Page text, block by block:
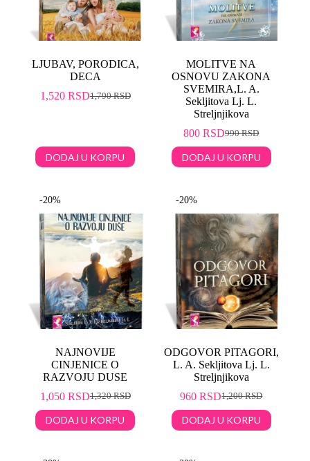
LJUBAV, PORODICA,
DECA
1,790RSD
1,520 RSD
DODAJ U KORPU
MOLITVE NA
OSNOVU ZAKONA
SVEMIRA,L. A.
Sekljitova Lj. L.
Streljnjikova
990RSD
800RSD
DODAJ U KORPU
-20%
NAJNOVIJE
CINJENICE O
RAZVOJU DUSE
1,320RSD
1,050 RSD
DODAJ U KORPU
-20%
ODGOVOR PITAGORI,
L. A. Sekljitova Lj. L.
Streljnjikova
1,200RSD
960RSD
DODAJ U KORPU